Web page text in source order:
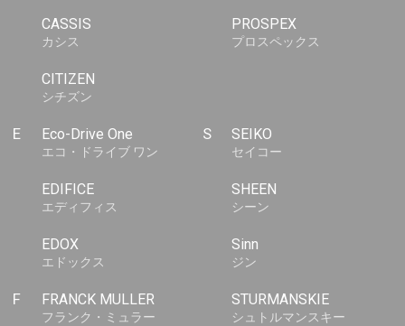
CASSIS
カシス
CITIZEN
シチズン
E Eco-Drive One
エコ・ドライブ ワン
EDIFICE
エディフィス
EDOX
エドックス
F FRANCK MULLER
フランク・ミュラー
PROSPEX
プロスペックス
S SEIKO
セイコー
SHEEN
シーン
Sinn
ジン
STURMANSKIE
シュトルマンスキー